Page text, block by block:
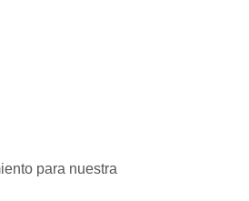
para nuestra